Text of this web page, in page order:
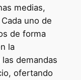
medias,
uno de
de forma
la
demandas
ofertando